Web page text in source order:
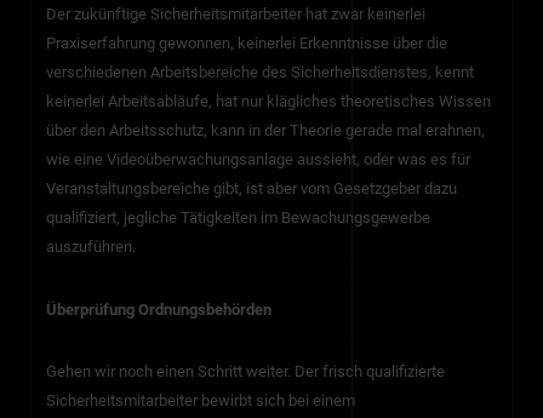
Der zukünftige Sicherheitsmitarbeiter hat zwar keinerlei
Praxiserfahrung gewonnen, keinerlei Erkenntnisse über die
verschiedenen Arbeitsbereiche des Sicherheitsdienstes, kennt
keinerlei Arbeitsabläufe, hat nur klägliches theoretisches Wissen
über den Arbeitsschutz, kann in der Theorie gerade mal erahnen,
wie eine Videoüberwachungsanlage aussieht, oder was es für
Veranstaltungsbereiche gibt, ist aber vom Gesetzgeber dazu
qualifiziert, jegliche Tätigkeiten im Bewachungsgewerbe
auszuführen.
Überprüfung Ordnungsbehörden
Gehen wir noch einen Schritt weiter. Der frisch qualifizierte
Sicherheitsmitarbeiter bewirbt sich bei einem